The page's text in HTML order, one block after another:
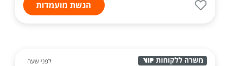
הגשת מועמדות
לפני שעה